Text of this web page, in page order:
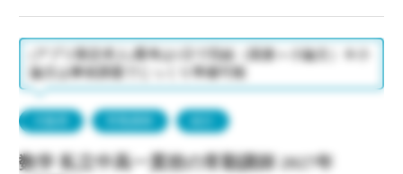
・他職業経験10年（教員未経験）：月収302,000円＋
賞与
・教員経験7年：月収300,000円＋賞与
・他職業経験2年（教員未経験）：月収282,500円＋賞
与
◇福利厚生・その他：各種社会保険完備（健康、厚生
年金、雇用、労災）、服装・髪型・髪色自由、副業・
WワークOK、時短勤務制度あり、資格取得支援・手当
※行事等により年数回土日出勤あり
（全日制勤務：年間10日以下程度／通信制勤務：年
間20日以下程度。いずれの場合も代休取得または手当
支給）
※有給休暇13日（入職日に5日付与、半年経過後に8
※夏季休暇、年末年始休暇、慶弔休暇、産前・産後
(アプリ限定求人)選考は1日で完結（面接＋小論文）※小
論文は事前課題でじっくり準備可能
数学 私立中高一貫校の常勤講師 2027年